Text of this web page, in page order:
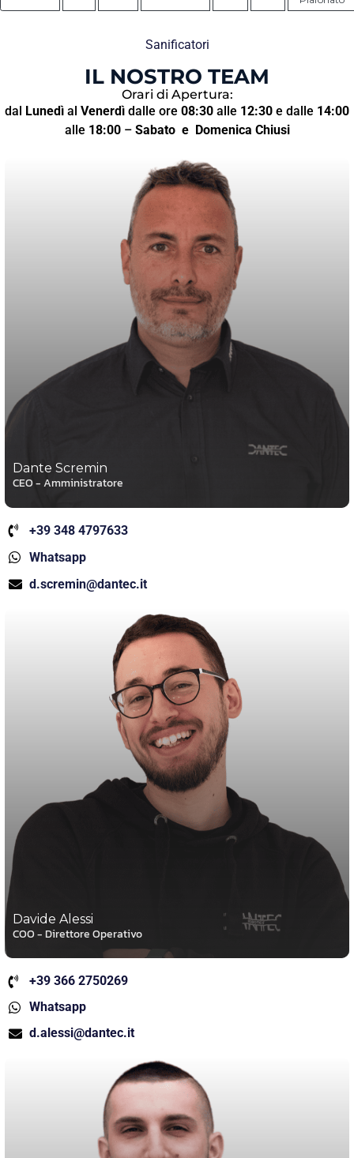
Sanificatori
IL NOSTRO TEAM
Orari di Apertura:
dal
Lunedì al Venerdì dalle ore 08:30 alle 12:30 e dalle 14:00
alle 18:00– Sabato e Domenica Chiusi
Dante Scremin
CEO - Amministratore
+39 348 4797633
Whatsapp
d.scremin@dantec.it
Davide Alessi
COO - Direttore Operativo
+39 366 2750269
Whatsapp
d.alessi@dantec.it